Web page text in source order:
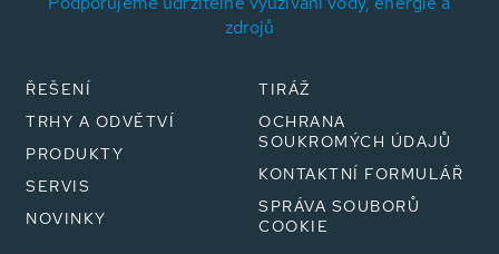
zdrojů
ŘEŠENÍ
TRHY A ODVĚTVÍ
PRODUKTY
SERVIS
NOVINKY
TIRÁŽ
OCHRANA
SOUKROMÝCH ÚDAJŮ
KONTAKTNÍ FORMULÁŘ
SPRÁVA SOUBORŮ
COOKIE